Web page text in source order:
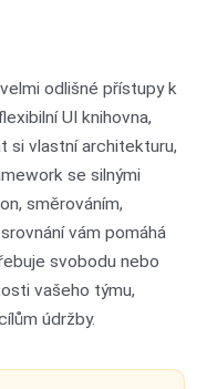
odlišné přístupy k
UI knihovna,
si vlastní architekturu,
se silnými
směrováním,
vám pomáhá
svobodu nebo
vašeho týmu,
údržby.